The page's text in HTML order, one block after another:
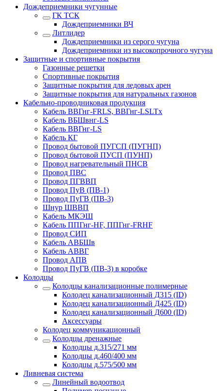
Дождеприемники чугунные
ГК ТСК
Дождеприемники ВЧ
Литлидер
Дождеприемники из серого чугуна
Дождеприемники из высокопрочного чугуна
Защитные и спортивные покрытия
Газонные решетки
Спортивные покрытия
Защитные покрытия для ледовых арен
Защитные покрытия для натуральных газонов
Кабельно-проводниковая продукция
Кабель ВВГнг-FRLS, ВВГнг-LSLTx
Кабель ВБШвнг-LS
Кабель ВВГнг-LS
Кабель КГ
Провод бытовой ПУГСП (ПУГНП)
Провод бытовой ПУСП (ПУНП)
Провод нагревательный ПНСВ
Провод ПВС
Провод ПГВВП
Провод ПуВ (ПВ-1)
Провод ПуГВ (ПВ-3)
Шнур ШВВП
Кабель МКЭШ
Кабель ППГнг-HF, ППГнг-FRHF
Провод СИП
Кабель АВБШв
Кабель АВВГ
Провод АПВ
Провод ПуГВ (ПВ-3) в коробке
Колодцы
Колодцы канализационные полимерные
Колодец канализационный Д315 (ID)
Колодец канализационный Д425 (ID)
Колодец канализационный Д600 (ID)
Аксессуары
Колодец коммуникационный
Колодцы дренажные
Колодцы д.315/271 мм
Колодцы д.460/400 мм
Колодцы д.575/500 мм
Ливневая система
Линейный водоотвод